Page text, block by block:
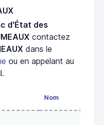
d'État des
contactez
dans le
ou en appelant au
Nom